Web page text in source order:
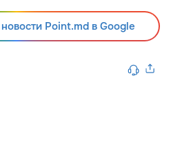
Point.md в Google